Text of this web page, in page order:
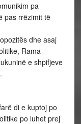
pa
pas rrëzimit të
dhe asaj
Rama
e shpifjeve
di e kuptoj po
po luhet prej